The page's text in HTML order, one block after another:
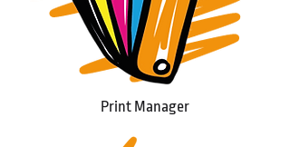
Print Manager